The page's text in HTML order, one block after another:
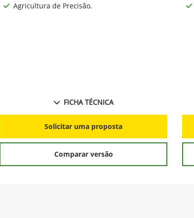
Agricultura de Precisão.
FICHA TÉCNICA
Solicitar uma proposta
Comparar versão